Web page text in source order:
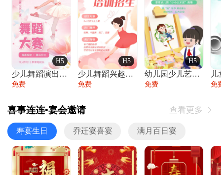
H5
少儿舞蹈演出舞蹈比赛跳舞大赛文艺汇演活动
免费
H5
少儿舞蹈兴趣班艺术培训学校招生宣传
免费
H5
幼儿园少儿艺术展览绘画展摄影作品展美术展
免费 免
喜事连连•宴会邀请 查看更多 
寿宴生日 乔迁宴喜宴 满月百日宴